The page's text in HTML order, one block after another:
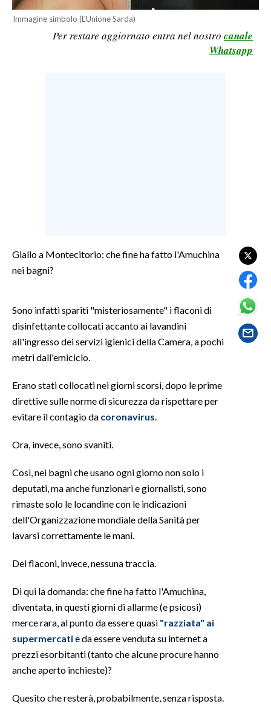
BANDI
SPORT IN SARDEGNA
SPETTACOLI
SALUTE
SARDEGNA TURISMO
SARDI NEL MONDO
NOTIZIE
EVENTI
#CARAUNIONE
3 MINUTI CON
INSULARITÀ
INFO AZIENDE
ABBONATI
NECROLOGI
PUBBLICITÀ
STORE
Immagine simbolo (L'Unione Sarda)
Per restare aggiornato entra nel nostro canale
Whatsapp
Giallo a Montecitorio: che fine ha fatto l'Amuchina
nei bagni?
Sono infatti spariti "misteriosamente" i flaconi di
disinfettante collocati accanto ai lavandini
all'ingresso dei servizi igienici della Camera, a pochi
metri dall'emiciclo.
Erano stati collocati nei giorni scorsi, dopo le prime
direttive sulle norme di sicurezza da rispettare per
evitare il contagio da coronavirus
Ora, invece, sono svaniti.
Così, nei bagni che usano ogni giorno non solo i
deputati, ma anche funzionari e giornalisti, sono
rimaste solo le locandine con le indicazioni
dell'Organizzazione mondiale della Sanità per
lavarsi correttamente le mani.
Dei flaconi, invece, nessuna traccia.
Di qui la domanda: che fine ha fatto l'Amuchina,
diventata, in questi giorni di allarme (e psicosi)
merce rara, al punto da essere quasi "razziata" ai
supermercatie da essere venduta su internet a
prezzi esorbitanti (tanto che alcune procure hanno
anche aperto inchieste)?
Quesito che resterà, probabilmente, senza risposta.